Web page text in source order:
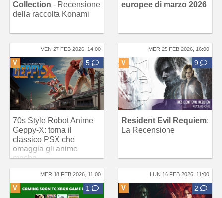
Collection - Recensione
della raccolta Konami
europee di marzo 2026
VEN 27 FEB 2026, 14:00
V 5
70s Style Robot Anime
Geppy-X: torna il
classico PSX che
omaggia gli anime
mecha
MER 25 FEB 2026, 16:00
V 9
Resident Evil Requiem:
La Recensione
MER 18 FEB 2026, 11:00
V 1
LUN 16 FEB 2026, 11:00
V 2